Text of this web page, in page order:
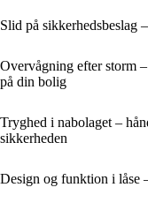
Slid på sikkerhedsbeslag
Overvågning efter storm
på din bolig
Tryghed i nabolaget –
sikkerheden
Design og funktion i låse